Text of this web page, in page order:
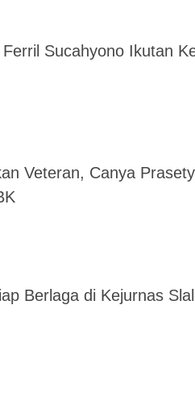
Sucahyono Ikutan
Veteran, Canya
Berlaga di Kejurnas